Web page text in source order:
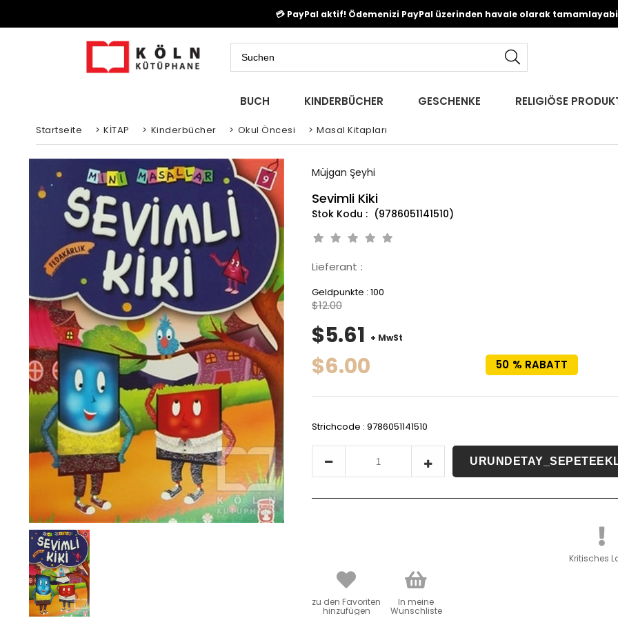
💳 PayPal aktif! Ödemenizi PayPal üzerinden havale olarak
BUCH KINDERBÜCHER GESCHENKE RELIGIÖSE
Startseite > KİTAP > Kinderbücher > Okul Öncesi > Masal Kitapları
Müjgan Şeyhi
Sevimli Kiki
(9786051141510)
Lieferant :
Geldpunkte : 100
%
50 RABATT
$12.00
$5.61 + MwSt
$6.00
Strichcode : 9786051141510
Kritisches
zu den Favoriten
hinzufügen
In meine
Wunschliste